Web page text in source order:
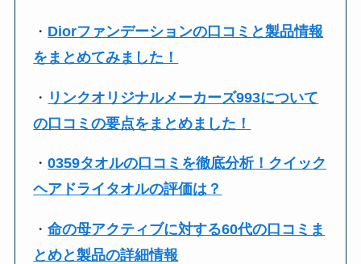
・ Diorファンデーションの口コミと製品情報
をまとめてみました！
・ リンクオリジナルメーカーズ993について
の口コミの要点をまとめました！
・0359タオルの口コミを徹底分析！クイック
ヘアドライタオルの評価は？
・命の母アクティブに対する60代の口コミま
とめと製品の詳細情報